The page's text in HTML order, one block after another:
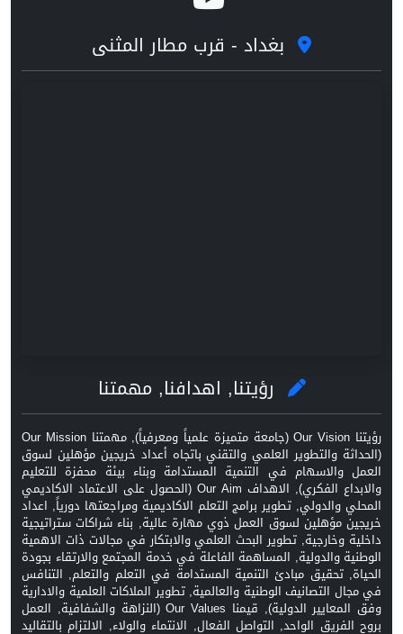
بغداد - قرب مطار المثنى
رؤيتنا, اهدافنا, مهمتنا
رؤيتنا Our Vision (جامعة متميزة علمياً ومعرفياً), مهمتنا Our Mission
(الحداثة والتطوير العلمي والتقني باتجاه أعداد خريجين مؤهلين لسوق
العمل والاسهام في التنمية المستدامة وبناء بيئة محفزة للتعليم
والابداع الفكري), الاهداف Our Aim (الحصول على الاعتماد الاكاديمي
المحلي والدولي, تطوير برامج التعلم الاكاديمية ومراجعتها دورياً, اعداد
خريجين مؤهلين لسوق العمل ذوي مهارة عالية, بناء شراكات ستراتيجية
داخلية وخارجية, تطوير البحث العلمي والابتكار في مجالات ذات الاهمية
الوطنية والدولية, المساهمة الفاعلة في خدمة المجتمع والارتقاء بجودة
الحياة, تحقيق مبادئ التنمية المستدامة في التعلم والتعلم, التنافس
في مجال التصانيف الوطنية والعالمية, تطوير الملاكات العلمية والادارية
وفق المعايير الدولية), قيمنا Our Values (النزاهة والشفافية, العمل
بروح الفريق الواحد, التواصل الفعال, الانتماء والولاء, الالتزام بالتقاليد